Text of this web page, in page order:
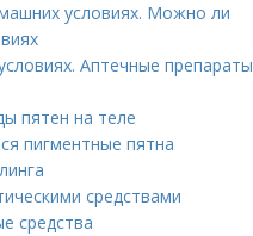
условиях. Можно ли
Аптечные препараты
пятен на теле
пигментные пятна
средствами
средства